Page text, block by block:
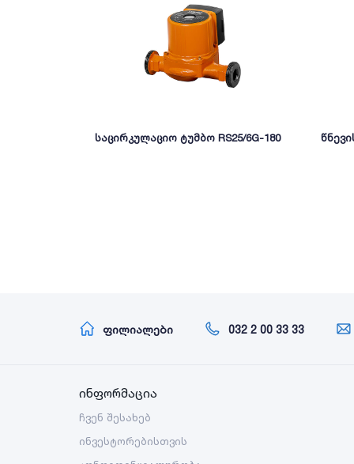
საცირკულაციო ტუმბო RS25/6G-180
ფილიალები 032 2 00 33 33
ინფორმაცია
ჩვენ შესახებ
ინვესტორებისთვის